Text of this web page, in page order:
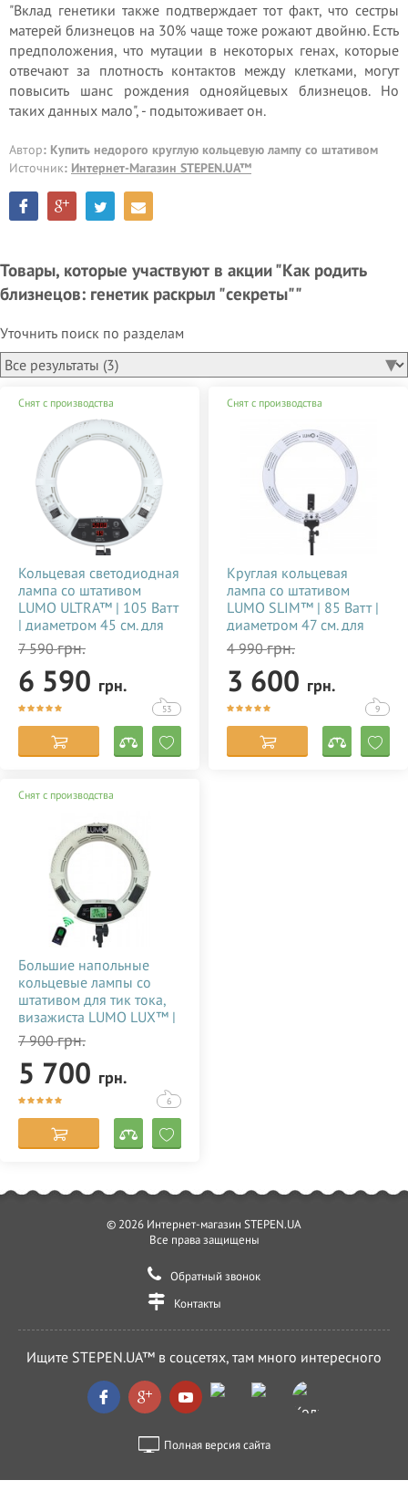
"Вклад генетики также подтверждает тот факт, что сестры
матерей близнецов на 30% чаще тоже рожают двойню. Есть
предположения, что мутации в некоторых генах, которые
отвечают за плотность контактов между клетками, могут
повысить шанс рождения однояйцевых близнецов. Но
таких данных мало", - подытоживает он.
Автор: Купить недорого круглую кольцевую лампу со штативом
Источник: Интернет-Магазин STEPEN.UA™
Товары, которые участвуют в акции "Как родить
близнецов: генетик раскрыл "секреты""
Уточнить поиск по разделам
Снят с производства
Кольцевая светодиодная
лампа со штативом
LUMO ULTRA™ | 105 Ватт
| диаметром 45 см. для
тик тока, визажиста,
косметолога, блогера,
фото, видеосъемки
купить недорого в
Украине 356784
7 590грн.
6 590 грн.
53
Снят с производства
Круглая кольцевая
лампа со штативом
LUMO SLIM™ | 85 Ватт |
диаметром 47 см. для
съемки видео тик ток,
блогеров, визажиста,
макияжа купить
недорого в Украине
(Киеве) 356785
4 990грн.
3 600 грн.
9
Снят с производства
Большие напольные
кольцевые лампы со
штативом для тик тока,
визажиста LUMO LUX™ |
96 Ватт | диаметром 45
см. с держателем для
телефона купить
недорого в Украине
(Одессе) 356786
7 900грн.
5 700 грн.
6
© 2026 Интернет-магазин STEPEN.UA
Все права защищены
Обратный звонок
Контакты
Ищите STEPEN.UA™ в соцсетях, там много интересного
Полная версия сайта